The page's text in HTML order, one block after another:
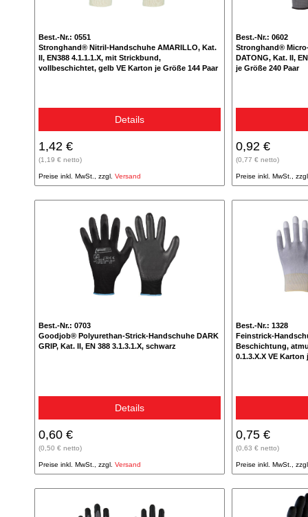
Best.-Nr.: 0551
Stronghand® Nitril-Handschuhe AMARILLO, Kat.
II, EN388 4.1.1.1.X, mit Strickbund,
vollbeschichtet, gelb VE Karton je Größe 144 Paar
Details
1,42 €
(1,19 € netto)
Preise inkl. MwSt., zzgl. Versand
Best.-Nr.: 0602
Stronghand®
DATONG, Kat. II,
je Größe 240 Paar
0,92 €
(0,77 € netto)
Preise inkl. MwSt.,
Best.-Nr.: 0703
Goodjob® Polyurethan-Strick-Handschuhe DARK
GRIP, Kat. II, EN 388 3.1.3.1.X, schwarz
Details
0,60 €
(0,50 € netto)
Preise inkl. MwSt., zzgl. Versand
Best.-Nr.: 1328
Feinstrick-
Beschichtung,
0.1.3.X.X VE Karton
0,75 €
(0,63 € netto)
Preise inkl. MwSt.,